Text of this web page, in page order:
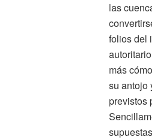
las
folios del
más
su antojo
previstos